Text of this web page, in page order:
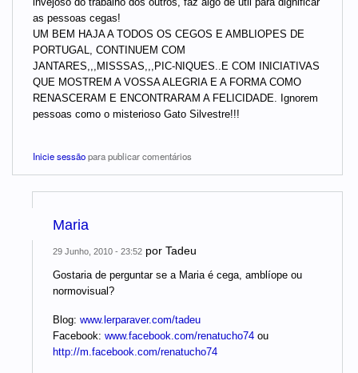
as pessoas cegas!
UM BEM HAJA A TODOS OS CEGOS E AMBLIOPES DE
PORTUGAL, CONTINUEM COM
JANTARES,,,MISSSAS,,,PIC-NIQUES..E COM INICIATIVAS
QUE MOSTREM A VOSSA ALEGRIA E A FORMA COMO
RENASCERAM E ENCONTRARAM A FELICIDADE. Ignorem
pessoas como o misterioso Gato Silvestre!!!
Inicie sessãopara publicar comentários
Maria
29 Junho, 2010 - 23:52 por Tadeu
Gostaria de perguntar se a Maria é cega, amblíope ou
normovisual?
Blog: www.lerparaver.com/tadeu
Facebook: www.facebook.com/renatucho74 ou
http://m.facebook.com/renatucho74